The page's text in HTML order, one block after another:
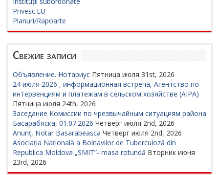
Privesc.EU
Planuri/Rapoarte
Свежие записи
Объявление. Нотариус Пятница июля 31st, 2026
24 июля 2026 , информационная встреча, Агентство по
интервенциям и платежам в сельском хозяйстве (AIPA)
Пятница июля 24th, 2026
Заседание Комиссии по чрезвычайным ситуациям района
Басарабяска, 01.07.2026 Четверг июля 2nd, 2026
Anunț, Notar Basarabeasca Четверг июля 2nd, 2026
Asociația Națională a Bolnavilor de Tuberculoză din
Republica Moldova „SMIT”- masa rotundă Вторник июня
23rd, 2026